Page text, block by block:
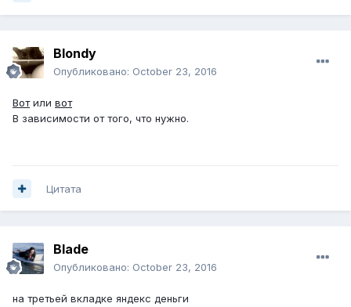
Blondy
Опубликовано: October 23, 2016
Вотили вот
В зависимости от того, что нужно.
Цитата
Blade
Опубликовано: October 23, 2016
на третьей вкладке яндекс деньги